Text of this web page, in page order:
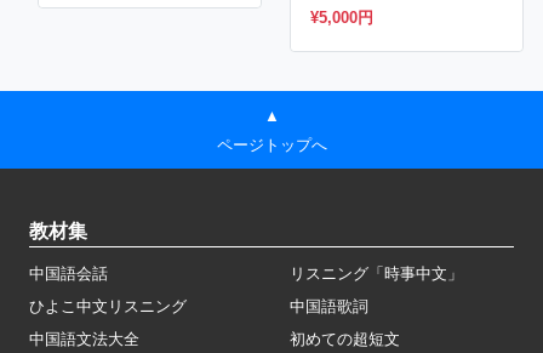
¥5,000円
▲
ページトップへ
教材集
中国語会話
リスニング「時事中文」
ひよこ中文リスニング
中国語歌詞
中国語文法大全
初めての超短文